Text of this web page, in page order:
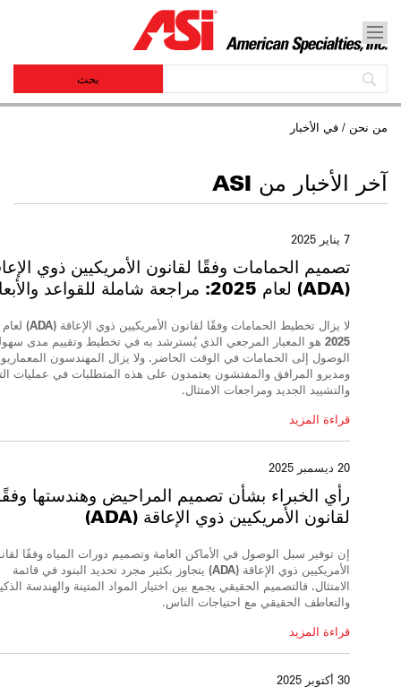
من نحن / في الأخبار
آخر الأخبار من ASI
7 يناير 2025
تصميم الحمامات وفقًا لقانون الأمريكيين ذوي
(ADA) لعام 2025:
مراجعة شاملة للقواعد
لا يزال تخطيط الحمامات وفقًا لقانون الأمريكيين ذوي الإعاقة (ADA) لعام
2025 هو المعيار المرجعي الذي يُسترشد به في تخطيط وتقييم مدى
الوصول إلى الحمامات في الوقت الحاضر. ولا يزال المهندسون
ومديرو المرافق والمفتشون يعتمدون على هذه المتطلبات في عمليات
والتشييد الجديد ومراجعات الامتثال.
قراءة المزيد
20 ديسمبر 2025
رأي الخبراء بشأن تصميم المراحيض وهندستها
لقانون الأمريكيين ذوي الإعاقة (ADA)
إن توفير سبل الوصول في الأماكن العامة وتصميم دورات المياه وفقًا
الأمريكيين ذوي الإعاقة (ADA) يتجاوز بكثير مجرد تحديد البنود في قائمة
الامتثال. فالتصميم الحقيقي يجمع بين اختيار المواد المتينة والهندسة
والتعاطف الحقيقي مع احتياجات الناس.
قراءة المزيد
30 أكتوبر 2025